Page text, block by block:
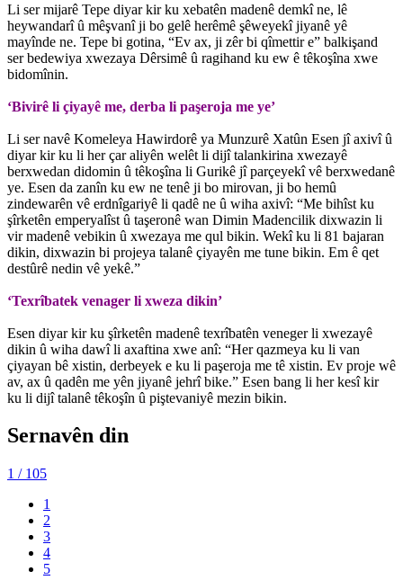
Li ser mijarê Tepe diyar kir ku xebatên madenê demkî ne, lê
heywandarî û mêşvanî ji bo gelê herêmê şêweyekî jiyanê yê
mayînde ne. Tepe bi gotina, “Ev ax, ji zêr bi qîmettir e” balkişand
ser bedewiya xwezaya Dêrsimê û ragihand ku ew ê têkoşîna xwe
bidomînin.
‘Bivirê li çiyayê me, derba li paşeroja me ye’
Li ser navê Komeleya Hawirdorê ya Munzurê Xatûn Esen jî axivî û
diyar kir ku li her çar aliyên welêt li dijî talankirina xwezayê
berxwedan didomin û têkoşîna li Gurikê jî parçeyekî vê berxwedanê
ye. Esen da zanîn ku ew ne tenê ji bo mirovan, ji bo hemû
zindewarên vê erdnîgariyê li qadê ne û wiha axivî: “Me bihîst ku
şîrketên emperyalîst û taşeronê wan Dimin Madencilik dixwazin li
vir madenê vebikin û xwezaya me qul bikin. Wekî ku li 81 bajaran
dikin, dixwazin bi projeya talanê çiyayên me tune bikin. Em ê qet
destûrê nedin vê yekê.”
‘Texrîbatek venager li xweza dikin’
Esen diyar kir ku şîrketên madenê texrîbatên veneger li xwezayê
dikin û wiha dawî li axaftina xwe anî: “Her qazmeya ku li van
çiyayan bê xistin, derbeyek e ku li paşeroja me tê xistin. Ev proje wê
av, ax û qadên me yên jiyanê jehrî bike.” Esen bang li her kesî kir
ku li dijî talanê têkoşîn û piştevaniyê mezin bikin.
Sernavên din
1 / 105
1
2
3
4
5